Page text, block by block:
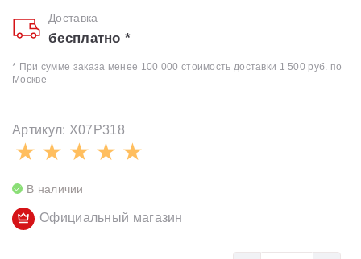
Доставка
бесплатно *
* При сумме заказа менее 100 000 стоимость доставки 1 500 руб. по
Москве
Артикул: X07P318
В наличии
Официальный магазин